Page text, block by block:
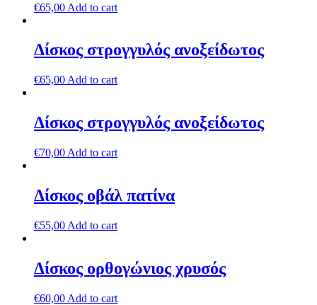
€65,00 Add to cart
Δίσκος στρογγυλός ανοξείδωτος
€65,00 Add to cart
Δίσκος στρογγυλός ανοξείδωτος
€70,00 Add to cart
Δίσκος οβάλ πατίνα
€55,00 Add to cart
Δίσκος ορθογώνιος χρυσός
€60,00 Add to cart